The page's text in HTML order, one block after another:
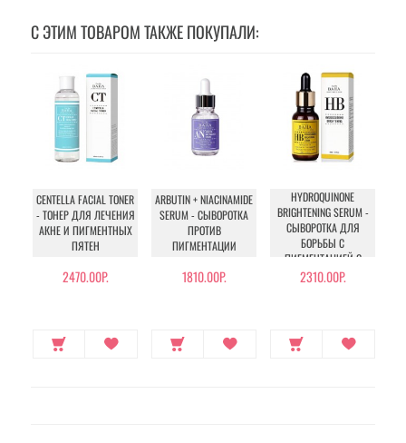
С ЭТИМ ТОВАРОМ ТАКЖЕ ПОКУПАЛИ:
CENTELLA FACIAL TONER
- ТОНЕР ДЛЯ ЛЕЧЕНИЯ
АКНЕ И ПИГМЕНТНЫХ
ПЯТЕН
2470.00Р.
ARBUTIN + NIACINAMIDE
SERUM - СЫВОРОТКА
ПРОТИВ
ПИГМЕНТАЦИИ
1810.00Р.
HYDROQUINONE
BRIGHTENING SERUM -
СЫВОРОТКА ДЛЯ
БОРЬБЫ С
ПИГМЕНТАЦИЕЙ С
ГИДРОХИНОНОМ
2310.00Р.